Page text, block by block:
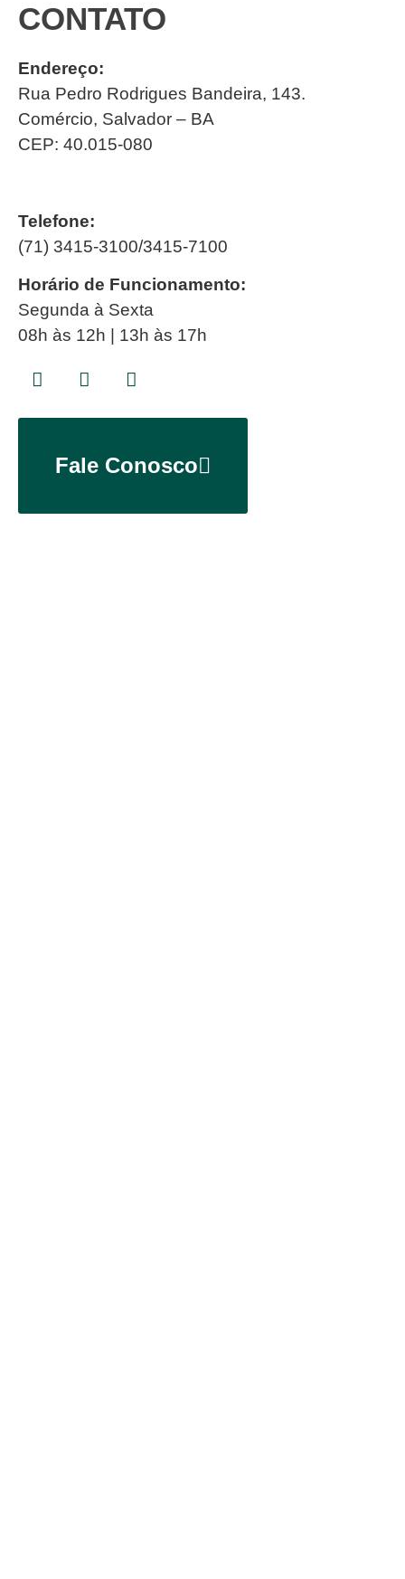
CONTATO
Endereço:
Rua Pedro Rodrigues Bandeira, 143.
Comércio, Salvador – BA
CEP: 40.015-080
Telefone:
(71) 3415-3100/3415-7100
Horário de Funcionamento:
Segunda à Sexta
08h às 12h | 13h às 17h
Fale Conosco